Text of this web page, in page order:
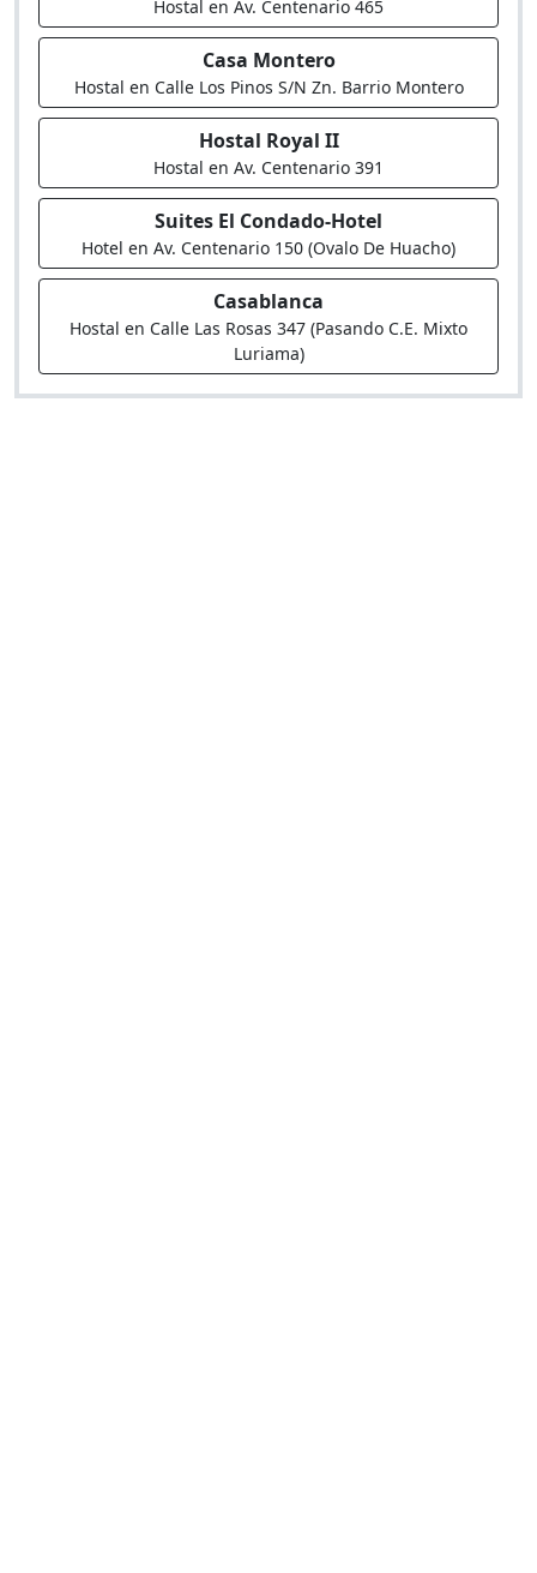
Hostal en Av. Centenario 465
Casa Montero
Hostal en Calle Los Pinos S/N Zn. Barrio Montero
Hostal Royal II
Hostal en Av. Centenario 391
Suites El Condado-Hotel
Hotel en Av. Centenario 150 (Ovalo De Huacho)
Casablanca
Hostal en Calle Las Rosas 347 (Pasando C.E. Mixto
Luriama)